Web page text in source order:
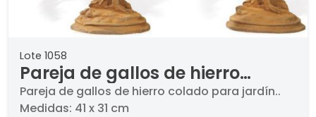
Lote 1058
Pareja de gallos de hierro
colado para jardín.
Pareja de gallos de hierro colado para jardín..
Medidas: 41 x 31 cm